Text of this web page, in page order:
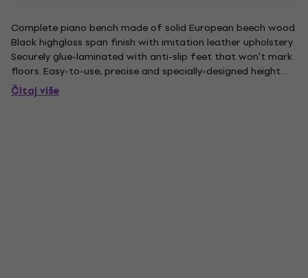
Complete piano bench made of solid European beech wood.
Black highgloss span finish with imitation leather upholstery.
Securely glue-laminated with anti-slip feet that won't mark
floors. Easy-to-use, precise and specially-designed height
adjustment.
Čitaj više